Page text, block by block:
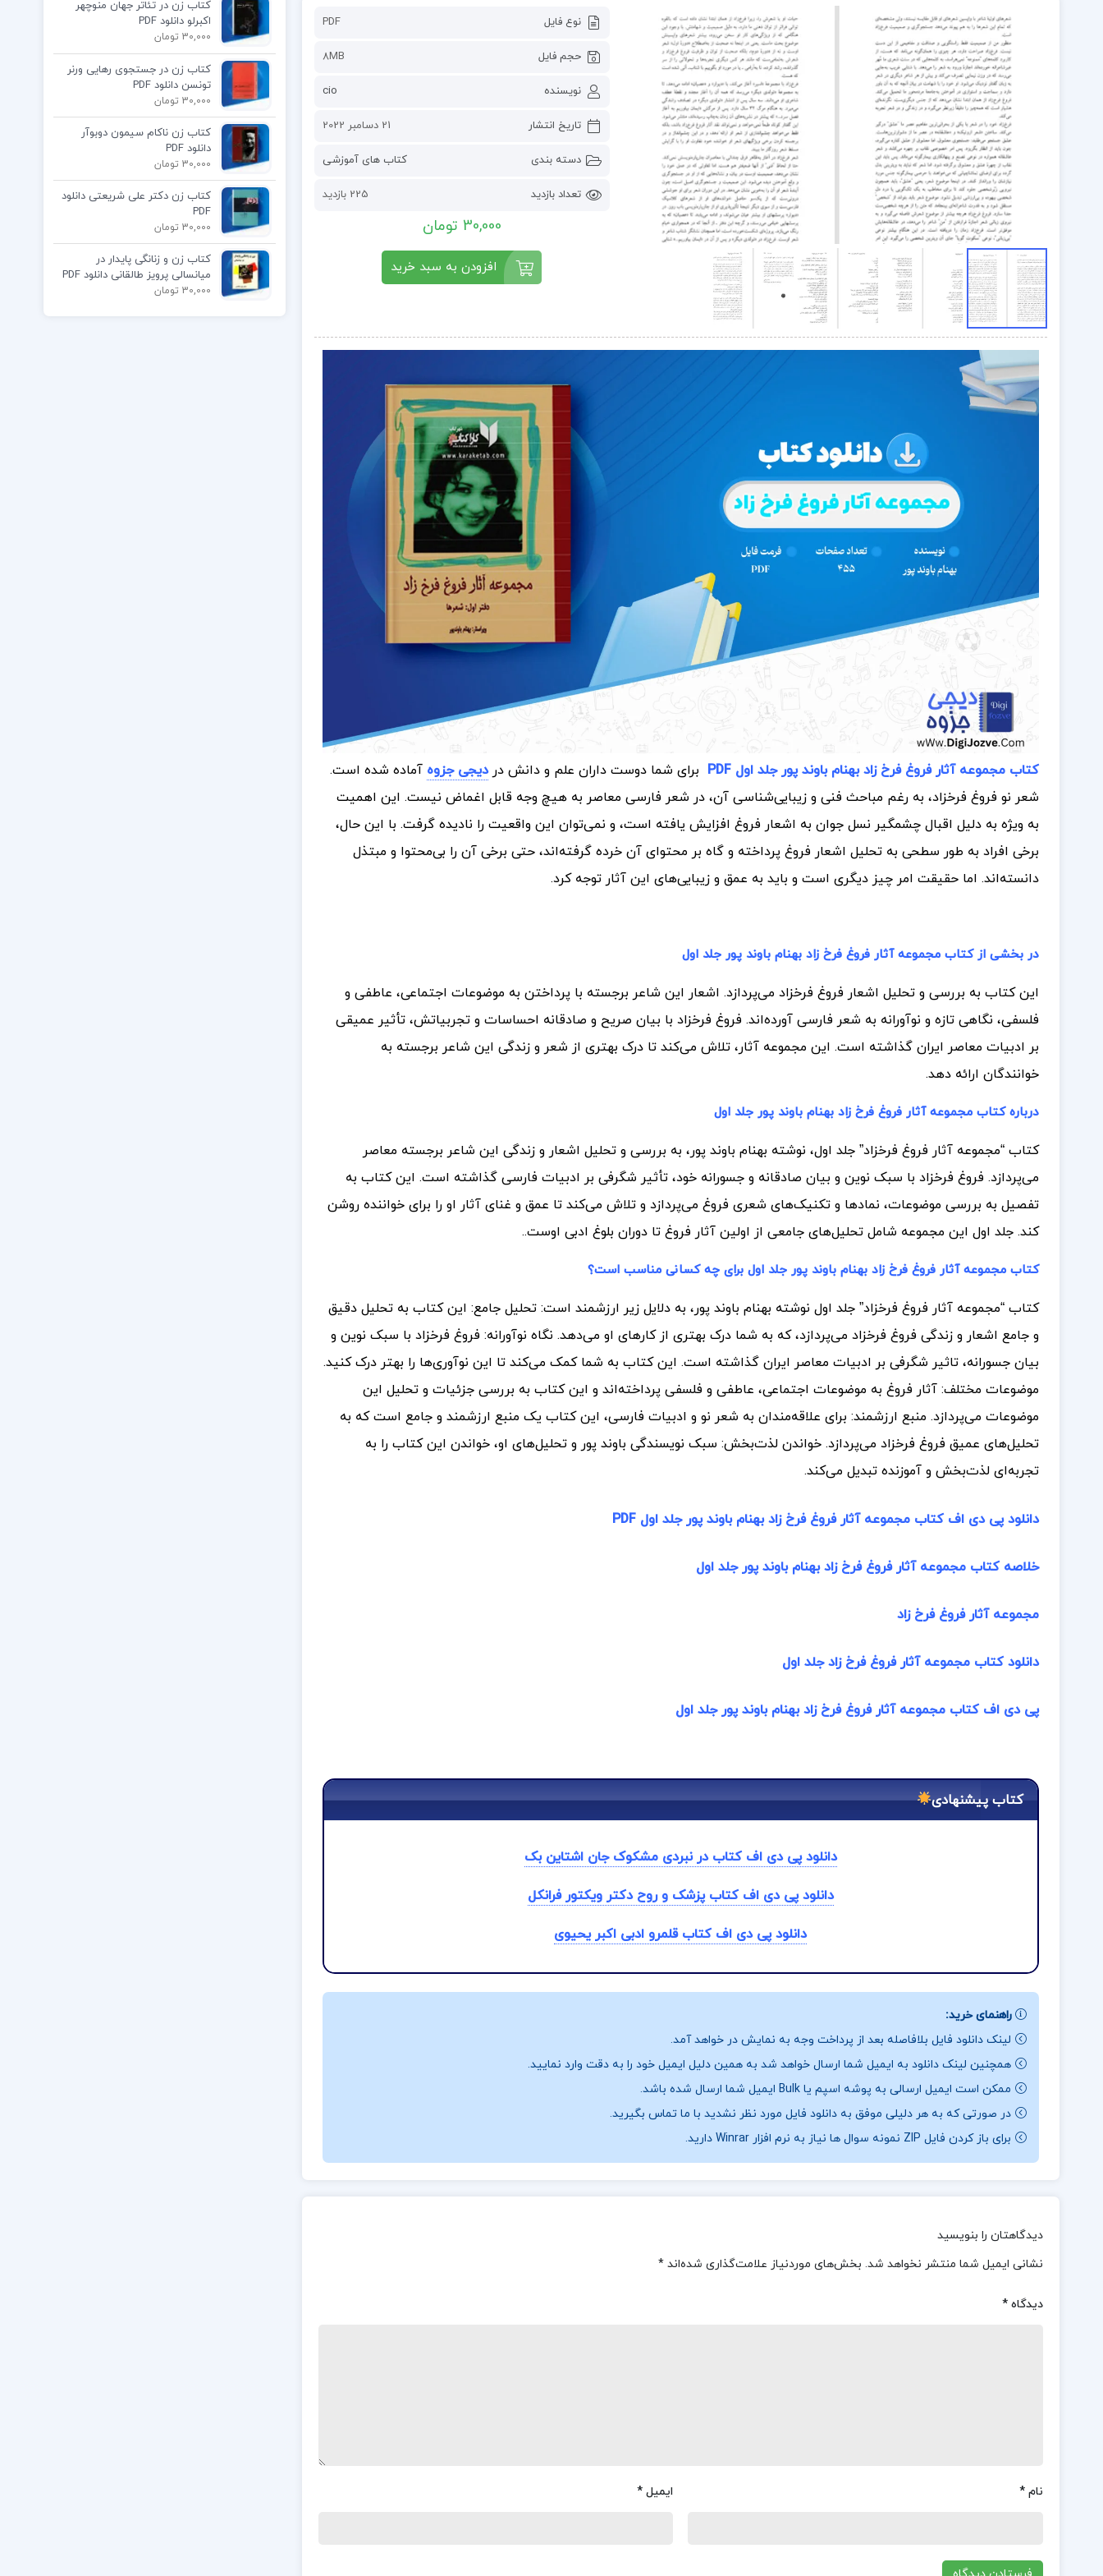
نوع فایل PDF
حجم فایل 8MB
نویسنده cio
تاریخ انتشار 21 دسامبر 2022
دسته بندی کتاب های آموزشی
تعداد بازدید 225 بازدید
30,000 تومان
افزودن به سبد خرید
کتاب مجموعه آثار فروغ فرخ زاد بهنام باوند پور جلد اول PDF برای شما دوست داران علم و دانش دردیجی جزوه آماده شده است.
شعر نو فروغ فرخزاد، به رغم مباحث فنی و زیبایی‌شناسی آن، در شعر فارسی معاصر به هیچ وجه قابل اغماض نیست. این اهمیت
به ویژه به دلیل اقبال چشمگیر نسل جوان به اشعار فروغ افزایش یافته است، و نمی‌توان این واقعیت را نادیده گرفت. با این حال،
برخی افراد به طور سطحی به تحلیل اشعار فروغ پرداخته و گاه بر محتوای آن خرده گرفته‌اند، حتی برخی آن را بی‌محتوا و مبتذل
دانسته‌اند. اما حقیقت امر چیز دیگری است و باید به عمق و زیبایی‌های این آثار توجه کرد.
در بخشی از کتاب مجموعه آثار فروغ فرخ زاد بهنام باوند پور جلد اول
این کتاب به بررسی و تحلیل اشعار فروغ فرخزاد می‌پردازد. اشعار این شاعر برجسته با پرداختن به موضوعات اجتماعی، عاطفی و
فلسفی، نگاهی تازه و نوآورانه به شعر فارسی آورده‌اند. فروغ فرخزاد با بیان صریح و صادقانه احساسات و تجربیاتش، تأثیر عمیقی
بر ادبیات معاصر ایران گذاشته است. این مجموعه آثار، تلاش می‌کند تا درک بهتری از شعر و زندگی این شاعر برجسته به
خوانندگان ارائه دهد.
درباره کتاب مجموعه آثار فروغ فرخ زاد بهنام باوند پور جلد اول
کتاب “مجموعه آثار فروغ فرخزاد” جلد اول، نوشته بهنام باوند پور، به بررسی و تحلیل اشعار و زندگی این شاعر برجسته معاصر
می‌پردازد. فروغ فرخزاد با سبک نوین و بیان صادقانه و جسورانه خود، تأثیر شگرفی بر ادبیات فارسی گذاشته است. این کتاب به
تفصیل به بررسی موضوعات، نمادها و تکنیک‌های شعری فروغ می‌پردازد و تلاش می‌کند تا عمق و غنای آثار او را برای خواننده روشن
کند. جلد اول این مجموعه شامل تحلیل‌های جامعی از اولین آثار فروغ تا دوران بلوغ ادبی اوست..
کتاب مجموعه آثار فروغ فرخ زاد بهنام باوند پور جلد اول برای چه کسانی مناسب است؟
کتاب “مجموعه آثار فروغ فرخزاد” جلد اول نوشته بهنام باوند پور، به دلایل زیر ارزشمند است: تحلیل جامع: این کتاب به تحلیل دقیق
و جامع اشعار و زندگی فروغ فرخزاد می‌پردازد، که به شما درک بهتری از کارهای او می‌دهد. نگاه نوآورانه: فروغ فرخزاد با سبک نوین و
بیان جسورانه، تاثیر شگرفی بر ادبیات معاصر ایران گذاشته است. این کتاب به شما کمک می‌کند تا این نوآوری‌ها را بهتر درک کنید.
موضوعات مختلف: آثار فروغ به موضوعات اجتماعی، عاطفی و فلسفی پرداخته‌اند و این کتاب به بررسی جزئیات و تحلیل این
موضوعات می‌پردازد. منبع ارزشمند: برای علاقه‌مندان به شعر نو و ادبیات فارسی، این کتاب یک منبع ارزشمند و جامع است که به
تحلیل‌های عمیق فروغ فرخزاد می‌پردازد. خواندن لذت‌بخش: سبک نویسندگی باوند پور و تحلیل‌های او، خواندن این کتاب را به
تجربه‌ای لذت‌بخش و آموزنده تبدیل می‌کند.
دانلود پی دی اف کتاب مجموعه آثار فروغ فرخ زاد بهنام باوند پور جلد اول PDF
خلاصه کتاب مجموعه آثار فروغ فرخ زاد بهنام باوند پور جلد اول
مجموعه آثار فروغ فرخ زاد
دانلود کتاب مجموعه آثار فروغ فرخ زاد جلد اول
پی دی اف کتاب مجموعه آثار فروغ فرخ زاد بهنام باوند پور جلد اول
کتاب پیشنهادی
دانلود پی دی اف کتاب در نبردی مشکوک جان اشتاین بک
دانلود پی دی اف کتاب پزشک و روح دکتر ویکتور فرانکل
دانلود پی دی اف کتاب قلمرو ادبی اکبر یحیوی
راهنمای خرید:
لینک دانلود فایل بلافاصله بعد از پرداخت وجه به نمایش در خواهد آمد.
همچنین لینک دانلود به ایمیل شما ارسال خواهد شد به همین دلیل ایمیل خود را به دقت وارد نمایید.
ممکن است ایمیل ارسالی به پوشه اسپم یا Bulk ایمیل شما ارسال شده باشد.
در صورتی که به هر دلیلی موفق به دانلود فایل مورد نظر نشدید با ما تماس بگیرید.
برای باز کردن فایل ZIP نمونه سوال ها نیاز به نرم افزار Winrar دارید.
دیدگاهتان را بنویسید
نشانی ایمیل شما منتشر نخواهد شد. بخش‌های موردنیاز علامت‌گذاری شده‌اند*
دیدگاه*
نام* ایمیل *
کتاب زن در تئاتر جهان منوچهر
اکبرلو دانلود PDF
30,000 تومان
کتاب زن در جستجوی رهایی ورنر
تونسن دانلود PDF
30,000 تومان
کتاب زن ناکام سیمون دوبوآر
دانلود PDF
30,000 تومان
کتاب زن دکتر علی شریعتی دانلود
PDF
30,000 تومان
کتاب زن و زنانگی پایدار در
میانسالی پرویز طالقانی دانلود PDF
30,000 تومان